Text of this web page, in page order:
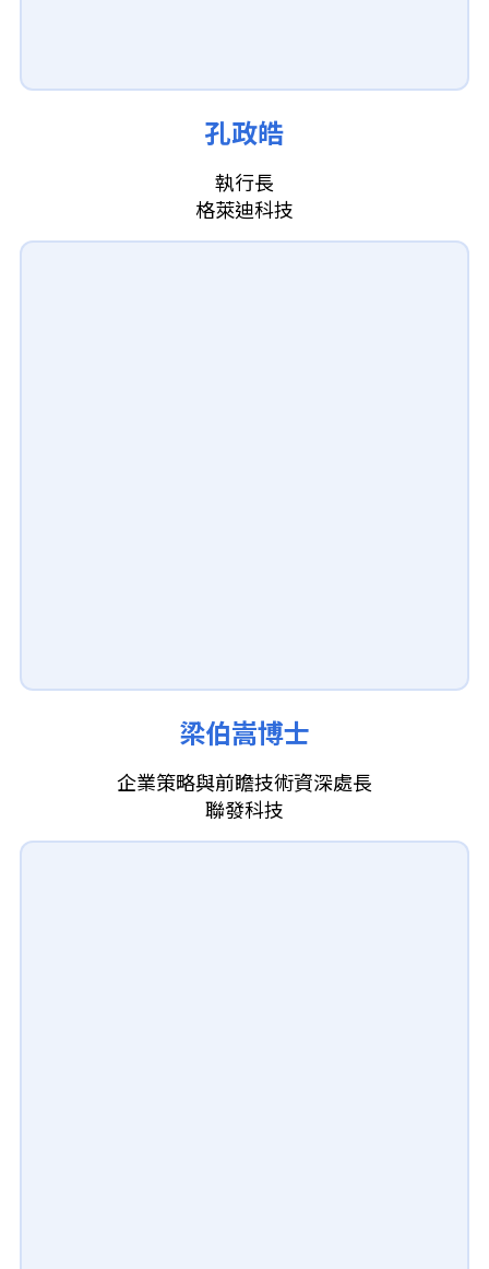
孔政皓
執行長
格萊迪科技
梁伯嵩博士
企業策略與前瞻技術資深處長
聯發科技